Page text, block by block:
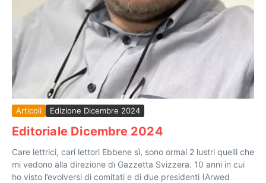
Articoli Edizione Dicembre 2024
Editoriale Dicembre 2024
Care lettrici, cari lettori Ebbene sì, sono ormai 2 lustri quelli che
mi vedono alla direzione di Gazzetta Svizzera. 10 anni in cui
ho visto l’evolversi di comitati e di due presidenti (Arwed